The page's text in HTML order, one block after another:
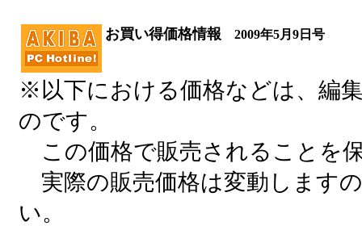
お買い得価格情報 2009年5月9日号
※以下における価格などは、編
のです。
この価格で販売されることを
実際の販売価格は変動します
い。